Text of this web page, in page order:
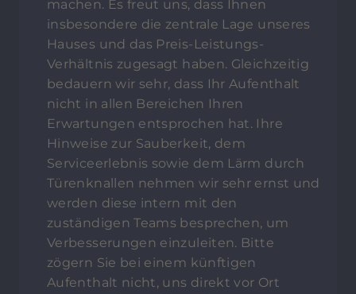
machen. Es freut uns, dass Ihnen
insbesondere die zentrale Lage unseres
Hauses und das Preis-Leistungs-
Verhältnis zugesagt haben. Gleichzeitig
bedauern wir sehr, dass Ihr Aufenthalt
nicht in allen Bereichen Ihren
Erwartungen entsprochen hat. Ihre
Hinweise zur Sauberkeit, dem
Serviceerlebnis sowie dem Lärm durch
Türenknallen nehmen wir sehr ernst und
werden diese intern mit den
zuständigen Teams besprechen, um
Verbesserungen einzuleiten. Bitte
zögern Sie bei einem künftigen
Aufenthalt nicht, uns direkt vor Ort